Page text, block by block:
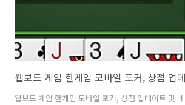
웹보드 게임 한게임 모바일 포커, 상점 업데이트 및